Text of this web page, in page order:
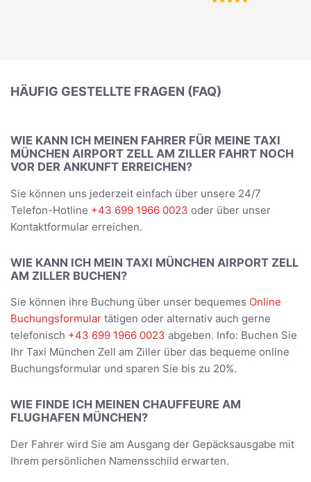
HÄUFIG GESTELLTE FRAGEN (FAQ)
WIE KANN ICH MEINEN FAHRER FÜR MEINE TAXI
MÜNCHEN AIRPORT ZELL AM ZILLER FAHRT NOCH
VOR DER ANKUNFT ERREICHEN?
Sie können uns jederzeit einfach über unsere 24/7
Telefon-Hotline +43 699 1966 0023 oder über unser
Kontaktformular erreichen.
WIE KANN ICH MEIN TAXI MÜNCHEN AIRPORT ZELL
AM ZILLER BUCHEN?
Sie können ihre Buchung über unser bequemes Online
Buchungsformular tätigen oder alternativ auch gerne
telefonisch +43 699 1966 0023 abgeben. Info: Buchen Sie
Ihr Taxi München Zell am Ziller über das bequeme online
Buchungsformular und sparen Sie bis zu 20%.
WIE FINDE ICH MEINEN CHAUFFEURE AM
FLUGHAFEN MÜNCHEN?
Der Fahrer wird Sie am Ausgang der Gepäcksausgabe mit
Ihrem persönlichen Namensschild erwarten.